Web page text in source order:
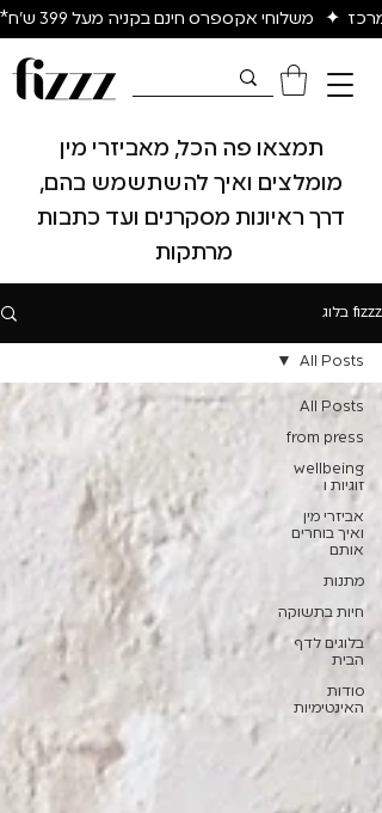
✦   משלוחי אקספרס חינם בקניה מעל 399 ש״ח*
תמצאו פה הכל, מאביזרי מין
מומלצים ואיך להשתשמש בהם,
דרך ראיונות מסקרנים ועד כתבות
מרתקות
fizzz בלוג
All Posts
from press
wellbeing
זוגיות ו
אביזרי מין
ואיך בוחרים
אותם
מתנות
חיות בתשוקה
בלוגים לדף
הבית
סודות
האינטימיות
All Posts